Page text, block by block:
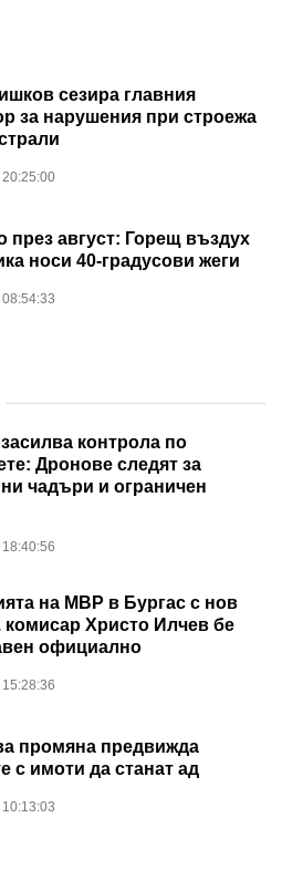
сезира главния
за нарушения при строежа
през август: Горещ въздух
носи 40-градусови жеги
контрола по
Дронове следят за
чадъри и ограничен
на МВР в Бургас с нов
комисар Христо Илчев бе
официално
промяна предвижда
с имоти да станат ад